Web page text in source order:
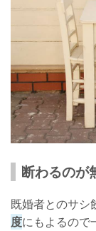
断わるのが
既婚者とのサシ
度にもよるので